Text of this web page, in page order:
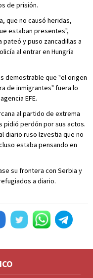
de prisión.
que no causó heridas,
estaban presentes",
y puso zancadillas a
al entrar en Hungría
demostrable que "el origen
de inmigrantes" fuera lo
EFE.
al partido de extrema
pidió perdón por sus actos.
diario ruso Izvestia que no
estaba pensando en
su frontera con Serbia y
a diario.